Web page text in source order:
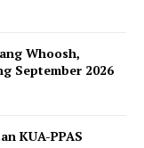
Whoosh,
September 2026
KUA-PPAS